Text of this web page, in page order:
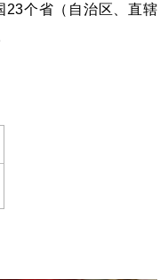
23个省（自治区、直辖